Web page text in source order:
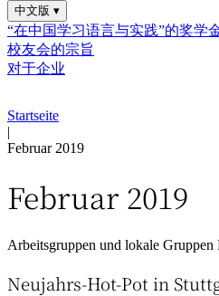
中文版 ▾
“在中国学习语言与实践”的奖学
校友会的宗旨
对于企业
Startseite
|
Februar 2019
Februar 2019
Arbeitsgruppen und lokale Gruppen
Neujahrs-Hot-Pot in